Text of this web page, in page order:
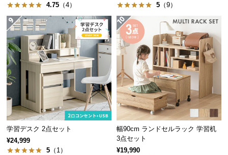
お
客
様
サ
ポ
ト
お
知
幅118cm
デンマー
ク デザイ
ン テレビ
ボード
¥19,99
8
幅99cm
デンマー
ク デザイ
ン センタ
ーテーブ
ル
¥10,99
9
幅110cm
デンマー
クデザイ
ン ワーク
デスク
¥14,99
9
幅120cm
ク デザイ
ン ワーク
デスク
¥19,99
8
ン ワーク
デスク
¥10,99
[クイー
ン] デン
マークデ
ザイン ベ
ッドフレ
¥29,99
9
幅99cm
デンマー
ク デザイ
¥26,99
9
幅147cm
デンマー
ク デザイ
ン マルチ
チェスト
¥26,99
幅99cm
デンマー
ク デザイ
ン マルチ
チェスト
¥19,99
9
4.75 （4）
5 （9）
学習デスク 2点セット
¥24,999
5 （1）
幅90cm ランドセルラック 学習机
3点セット
¥19,990